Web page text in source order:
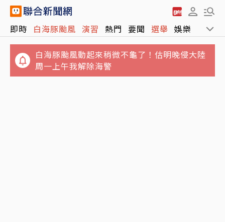
即時 白海豚颱風 演習 熱門 要聞 選舉 娛樂 運動
白海豚颱風動起來稍微不龜了！估明晚侵大陸
周一上午我解除海警